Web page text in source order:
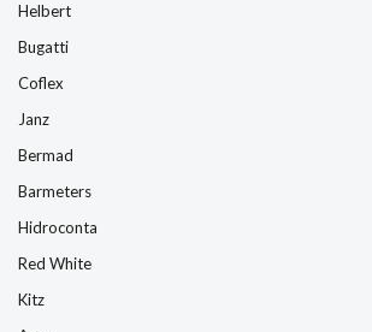
Helbert
Bugatti
Coflex
Janz
Bermad
Barmeters
Hidroconta
Red White
Kitz